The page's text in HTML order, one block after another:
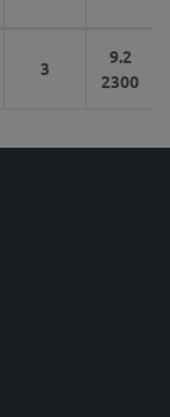
3
9.2
2300